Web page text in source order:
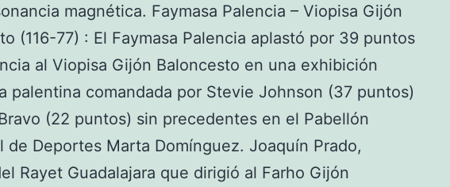
magnética. Faymasa Palencia – Viopisa Gijón
(116-77) : El Faymasa Palencia aplastó por 39 puntos
al Viopisa Gijón Baloncesto en una exhibición
palentina comandada por Stevie Johnson (37 puntos)
(22 puntos) sin precedentes en el Pabellón
de Deportes Marta Domínguez. Joaquín Prado,
Rayet Guadalajara que dirigió al Farho Gijón